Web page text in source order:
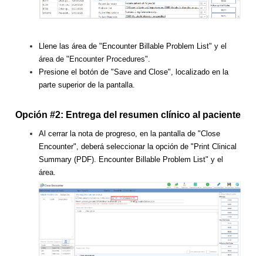
Llene las área de "Encounter Billable Problem List" y el
área de "Encounter Procedures".
Presione el botón de "Save and Close", localizado en la
parte superior de la pantalla.
Opción #2: Entrega del resumen clínico al paciente
Al cerrar la nota de progreso, en la pantalla de "Close
Encounter", deberá seleccionar la opción de "Print Clinical
Summary (PDF). Encounter Billable Problem List" y el
área.